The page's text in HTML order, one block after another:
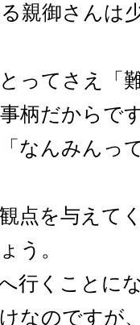
親御さんは
ってさえ「
柄だからで
なんみんっ
点を与えて
う。
行くことに
なのですが